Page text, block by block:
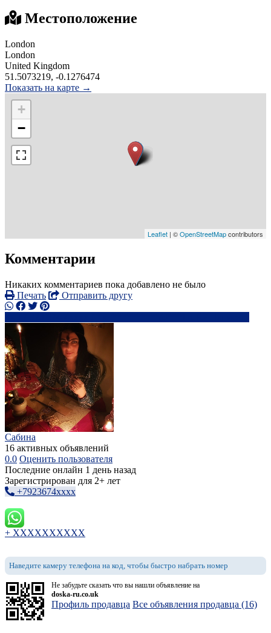
Местоположение
London
London
United Kingdom
51.5073219, -0.1276474
Показать на карте →
+
−
Leaflet | ©OpenStreetMapcontributors
Комментарии
Никаких комментариев пока добавлено не было
Печать
Отправить другу
Сабина
16 активных объявлений
0.0 Оценить пользователя
Последние онлайн 1 день назад
Зарегистрирован для 2+ лет
+7923674xxxx
+ XXXXXXXXXX
Наведите камеру телефона на код, чтобы быстро набрать номер
Не забудьте сказать что вы нашли объявление на
doska-ru.co.uk
Профиль продавца Все объявления продавца (16)